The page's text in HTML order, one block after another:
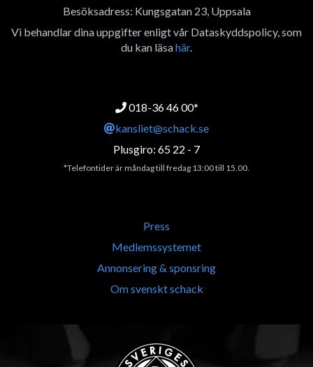
Besöksadress: Kungsgatan 23, Uppsala
Vi behandlar dina uppgifter enligt vår Dataskyddspolicy, som
du kan läsahär.
018-36 46 00*
kansliet@schack.se
Plusgiro: 65 22 - 7
*Telefontider är måndag till fredag 13:00 till 15.00.
Press
Medlemssystemet
Annonsering & sponsring
Om svenskt schack